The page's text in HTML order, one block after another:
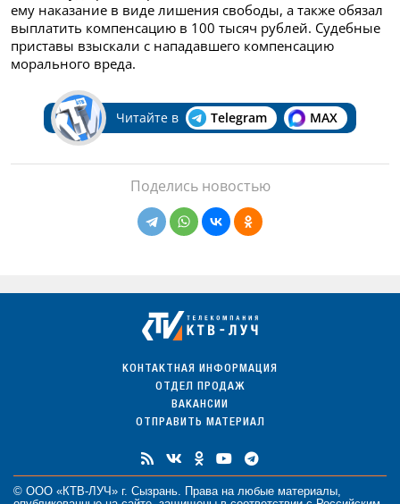
ему наказание в виде лишения свободы, а также обязал
выплатить компенсацию в 100 тысяч рублей. Судебные
приставы взыскали с нападавшего компенсацию
морального вреда.
Читайте в Telegram MAX
Поделись новостью
КОНТАКТНАЯ ИНФОРМАЦИЯ
ОТДЕЛ ПРОДАЖ
ВАКАНСИИ
ОТПРАВИТЬ МАТЕРИАЛ
© ООО «КТВ-ЛУЧ» г. Сызрань. Права на любые материалы,